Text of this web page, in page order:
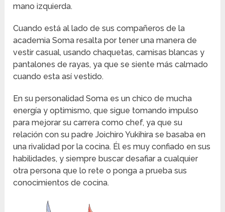
mano izquierda.
Cuando está al lado de sus compañeros de la
academia Soma resalta por tener una manera de
vestir casual, usando chaquetas, camisas blancas y
pantalones de rayas, ya que se siente más calmado
cuando esta así vestido.
En su personalidad Soma es un chico de mucha
energía y optimismo, que sigue tomando impulso
para mejorar su carrera como chef, ya que su
relación con su padre Joichiro Yukihira se basaba en
una rivalidad por la cocina. Él es muy confiado en sus
habilidades, y siempre buscar desafiar a cualquier
otra persona que lo rete o ponga a prueba sus
conocimientos de cocina.